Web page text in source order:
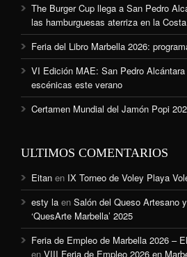
The Burger Cup llega a San Pedro
las hamburguesas aterriza en la
Feria del Libro Marbella 2026:
VI Edición MAE: San Pedro
escénicas este verano
Certamen Mundial del Jamón Popi
ULTIMOS COMENTARIOS
Eitan en IX Torneo de Voley Playa
esty la en Salón del Queso Artesano
‘QuesArte Marbella’ 2025
Feria de Empleo de Marbella 2026 –
en VIII Feria de Empleo 2026 en